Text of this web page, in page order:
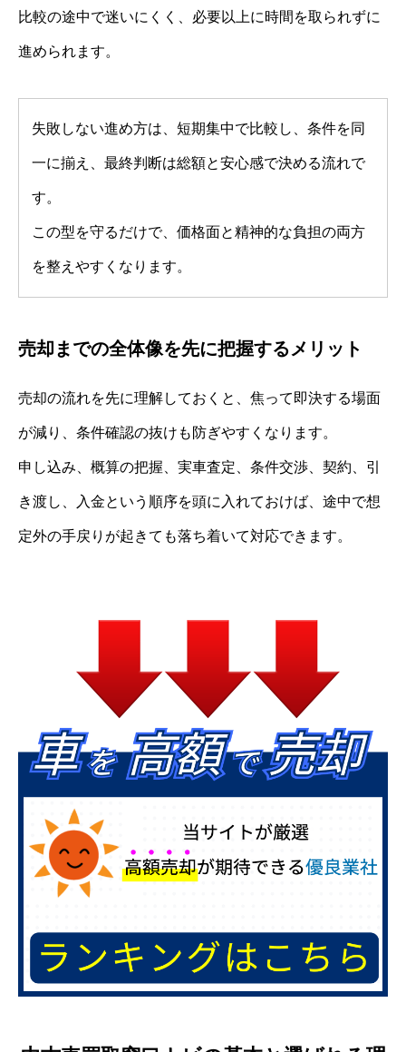
比較の途中で迷いにくく、必要以上に時間を取られずに
進められます。
失敗しない進め方は、短期集中で比較し、条件を同
一に揃え、最終判断は総額と安心感で決める流れで
す。
この型を守るだけで、価格面と精神的な負担の両方
を整えやすくなります。
売却までの全体像を先に把握するメリット
売却の流れを先に理解しておくと、焦って即決する場面
が減り、条件確認の抜けも防ぎやすくなります。
申し込み、概算の把握、実車査定、条件交渉、契約、引
き渡し、入金という順序を頭に入れておけば、途中で想
定外の手戻りが起きても落ち着いて対応できます。